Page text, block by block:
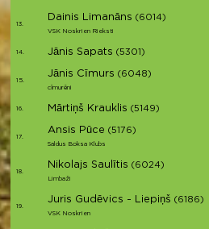
13.
Dainis Limanāns (6014)
VSK Noskrien Rieksti
14. Jānis Sapats (5301)
15.
Jānis Cīmurs (6048)
cīmurēni
16. Mārtiņš Krauklis (5149)
17.
Ansis Pūce (5176)
Saldus Boksa Klubs
18.
Nikolajs Saulītis (6024)
Limbaži
19.
Juris Gudēvics - Liepiņš (6186)
VSK Noskrien